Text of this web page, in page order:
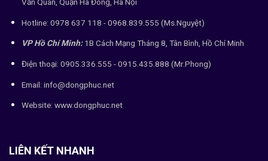
Văn Quán, Quận Hà Đông, Hà Nội
Hotline: 0978 637 118 - 0968.839.555 (Ms.Nguyệt)
VP Hồ Chí Minh:1B Cách Mạng Tháng 8, Tân Bình, Hồ Chí Minh
Điện thoại: 0905.336.555 - 0915.435.888 (Mr.Phong)
Email: info@dongphuc.net
Website: www.dongphuc.net
LIÊN KẾT NHANH